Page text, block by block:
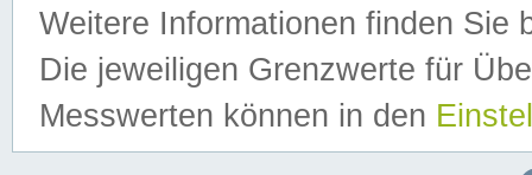
Weitere Informationen finden Sie
Die jeweiligen Grenzwerte für
Messwerten können in den